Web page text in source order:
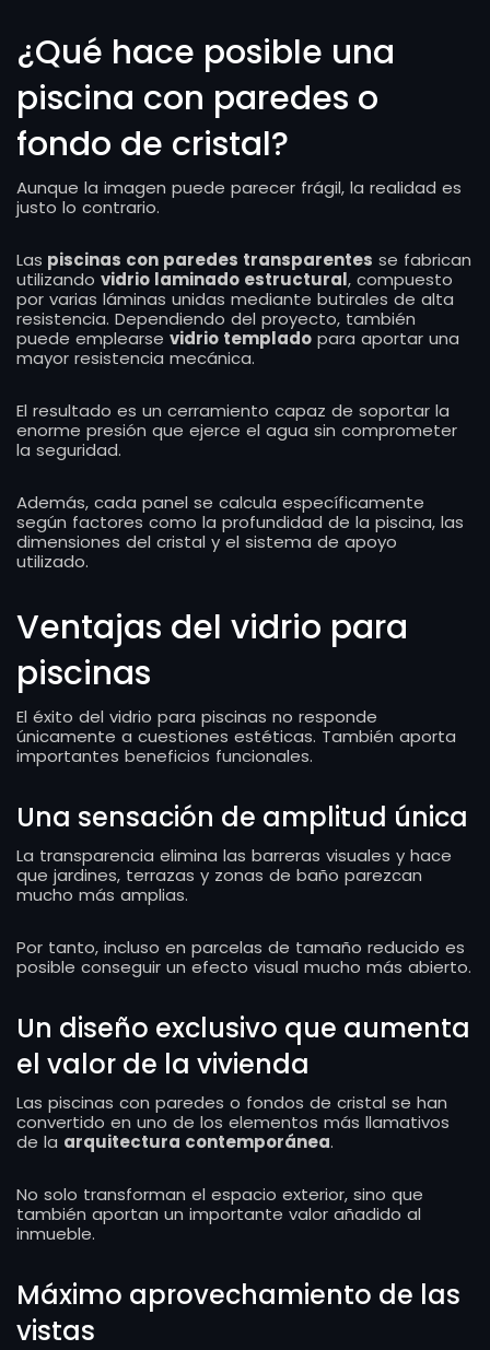
¿Qué hace posible una
piscina con paredes o
fondo de cristal?
Aunque la imagen puede parecer frágil, la realidad es
justo lo contrario.
Las piscinas con paredes transparentes se fabrican
utilizando vidrio laminado estructural, compuesto
por varias láminas unidas mediante butirales de alta
resistencia. Dependiendo del proyecto, también
puede emplearse vidrio templado para aportar una
mayor resistencia mecánica.
El resultado es un cerramiento capaz de soportar la
enorme presión que ejerce el agua sin comprometer
la seguridad.
Además, cada panel se calcula específicamente
según factores como la profundidad de la piscina, las
dimensiones del cristal y el sistema de apoyo
utilizado.
Ventajas del vidrio para
piscinas
El éxito del vidrio para piscinas no responde
únicamente a cuestiones estéticas. También aporta
importantes beneficios funcionales.
Una sensación de amplitud única
La transparencia elimina las barreras visuales y hace
que jardines, terrazas y zonas de baño parezcan
mucho más amplias.
Por tanto, incluso en parcelas de tamaño reducido es
posible conseguir un efecto visual mucho más abierto.
Un diseño exclusivo que aumenta
el valor de la vivienda
Las piscinas con paredes o fondos de cristal se han
convertido en uno de los elementos más llamativos
de la arquitectura contemporánea.
No solo transforman el espacio exterior, sino que
también aportan un importante valor añadido al
inmueble.
Máximo aprovechamiento de las
vistas